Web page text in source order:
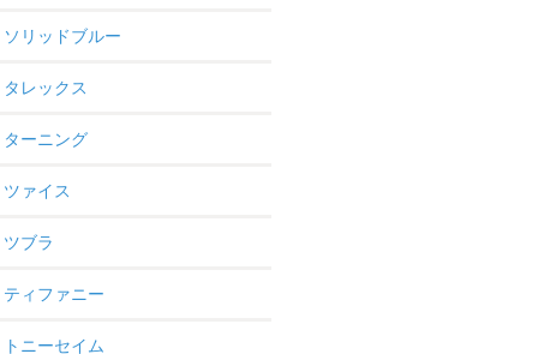
ソリッドブルー
タレックス
ターニング
ツァイス
ツブラ
ティファニー
トニーセイム